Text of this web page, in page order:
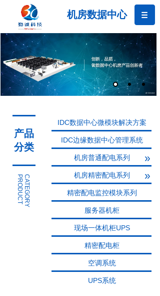
机房数据中心
技术领先
制造精益
勤诚科技
优质品牌
IDC数据中心微模块解决方案
IDC边缘数据中心管理系统
机房普通配电系列 »
机房精密配电系列 »
精密配电监控模块系列
服务器机柜
现场一体机柜UPS
精密配电柜
空调系统
UPS系统
产品
分类
CATEGORY
PRODUCT